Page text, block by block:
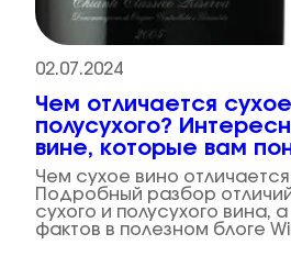
02.07.2024
Чем отличается
полусухого?
вине, которые вам
Чем сухое вино отличается
Подробный разбор
сухого и полусухого вина,
фактов в полезном блоге